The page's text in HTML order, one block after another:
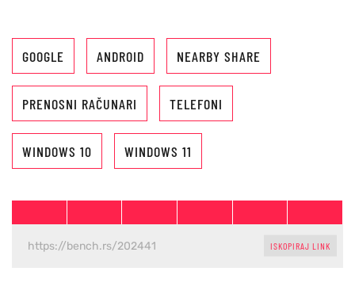
GOOGLE ANDROID NEARBY SHARE
PRENOSNI RAČUNARI TELEFONI
WINDOWS 10 WINDOWS 11
ISKOPIRAJ LINK